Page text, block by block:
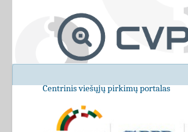
Centrinis viešųjų pirkimų portalas